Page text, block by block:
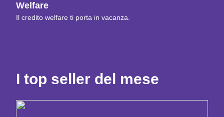
Welfare
Il credito welfare ti porta in vacanza.
I top seller del mese